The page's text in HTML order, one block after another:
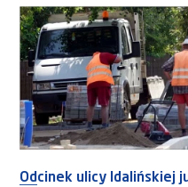
Odcinek ulicy Idalińskiej